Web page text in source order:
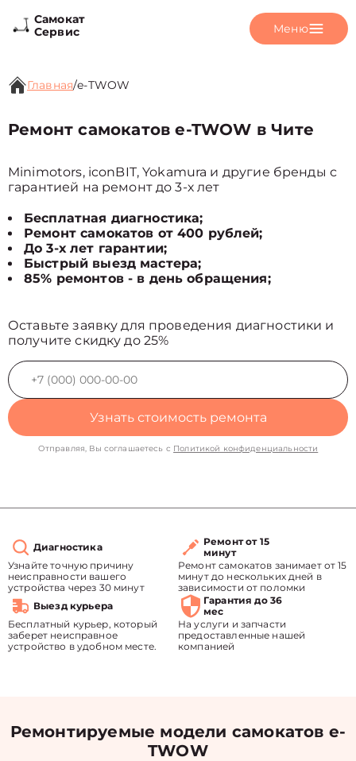
Самокат
Сервис
Меню
Главная/e-TWOW
Ремонт самокатов e-TWOW в Чите
Minimotors, iconBIT, Yokamura и другие бренды с
гарантией на ремонт до 3-х лет
Бесплатная диагностика;
Ремонт самокатов от 400 рублей;
До 3-х лет гарантии;
Быстрый выезд мастера;
85% ремонтов - в день обращения;
Оставьте заявку для проведения диагностики и
получите скидку до 25%
Узнать стоимость ремонта
Отправляя, Вы соглашаетесь с Политикой конфиденциальности
Диагностика
Узнайте точную причину
неисправности вашего
устройства через 30 минут
Ремонт от 15
минут
Ремонт самокатов занимает от 15
минут до нескольких дней в
зависимости от поломки
Выезд курьера
Бесплатный курьер, который
заберет неисправное
устройство в удобном месте.
Гарантия до 36
мес
На услуги и запчасти
предоставленные нашей
компанией
Ремонтируемые модели самокатов e-
TWOW